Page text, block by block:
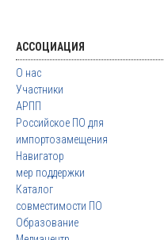
АССОЦИАЦИЯ
О нас
Участники
АРПП
Российское ПО для
импортозамещения
Навигатор
мер поддержки
Каталог
совместимости ПО
Образование